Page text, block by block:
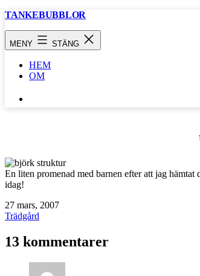
Hoppa
TANKEBUBBLOR
MENY STÄNG
HEM
OM
…
En liten promenad med barnen efter att jag
idag!
Publicerat
den
27 mars, 2007
Kategoriserat
Trädgård
13 kommentarer